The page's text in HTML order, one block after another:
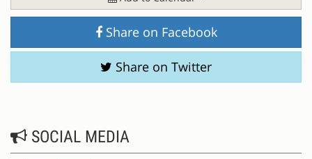
Share on Facebook
Share on Twitter
SOCIAL MEDIA